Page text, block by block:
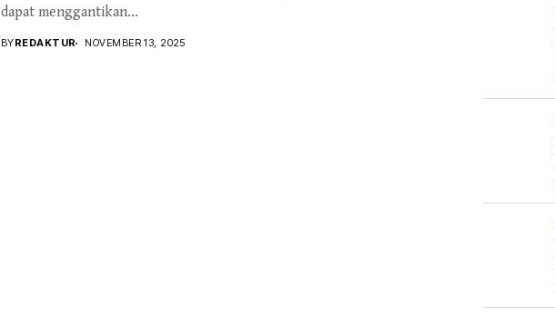
dapat menggantikan...
BYREDAKTUR NOVEMBER 13, 2025